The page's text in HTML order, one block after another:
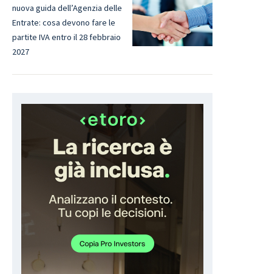
nuova guida dell’Agenzia delle
Entrate: cosa devono fare le
partite IVA entro il 28 febbraio
2027